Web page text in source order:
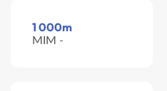
1 000m
MIM -